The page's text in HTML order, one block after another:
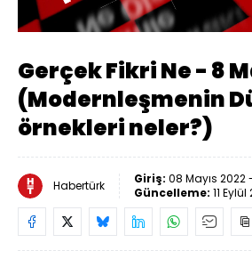
Sesi
Aç
Gerçek Fikri Ne - 8
(Modernleşmenin
örnekleri neler?)
Habertürk Giriş: 08 Mayıs 2022
Güncelleme: 11 Eylül